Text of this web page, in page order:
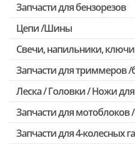
Запчасти для бензорезов
Цепи /Шины
Свечи, напильники,
Запчасти для триммеров /
Запчасти для Китайских
Запчасти для мотокос
Леска / Головки / Ножи
Запчасти для мотоблоков
Запчасти для 4-колесных